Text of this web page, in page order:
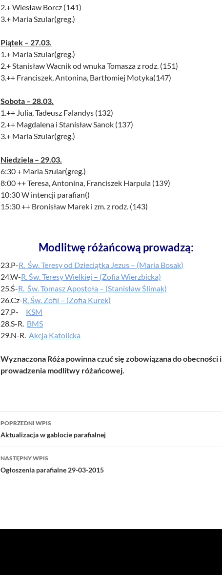
2.+ Wiesław Borcz (141)
3.+ Maria Szular(greg.)
Piątek – 27.03.
1.+ Maria Szular(greg.)
2.+ Stanisław Wacnik od wnuka Tomasza z rodz. (151)
3.++ Franciszek, Antonina, Bartłomiej Motyka(147)
Sobota – 28.03.
1.++ Julia, Tadeusz Falandys (132)
2.++ Magdalena i Stanisław Sanok (137)
3.+ Maria Szular(greg.)
Niedziela – 29.03.
6:30 + Maria Szular(greg.)
8:00 ++ Teresa, Antonina, Franciszek Harpula (139)
10:30 W intencji parafian()
15:30 ++ Bronisław Marek i zm. z rodz. (143)
Modlitwę różańcową prowadzą:
23.P-R. Św. Teresy od Dzieciątka Jezus – (Maria Bosak)
24.W-R. Św. Teresy Wielkiej – (Zofia Wierzbicka)
25.Ś-R. Św. Tomasz Apostoła – (Stanisław Ślimak)
26.Cz-R. Św. Zofii – (Zofia Kurek)
27.P- KSM
28.S-R. BMS
29.N-R. Akcja Katolicka
Wyznaczona Róża powinna czuć się zobowiązana do obecności i
prowadzenia modlitwy różańcowej.
Nawigacja
wpisu
POPRZEDNI WPIS
Aktualizacja w gablocie parafialnej
NASTĘPNY WPIS
Ogłoszenia parafialne 29-03-2015